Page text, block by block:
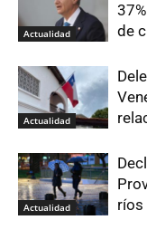
Actualidad
de
Actualidad
Actualidad
ríos